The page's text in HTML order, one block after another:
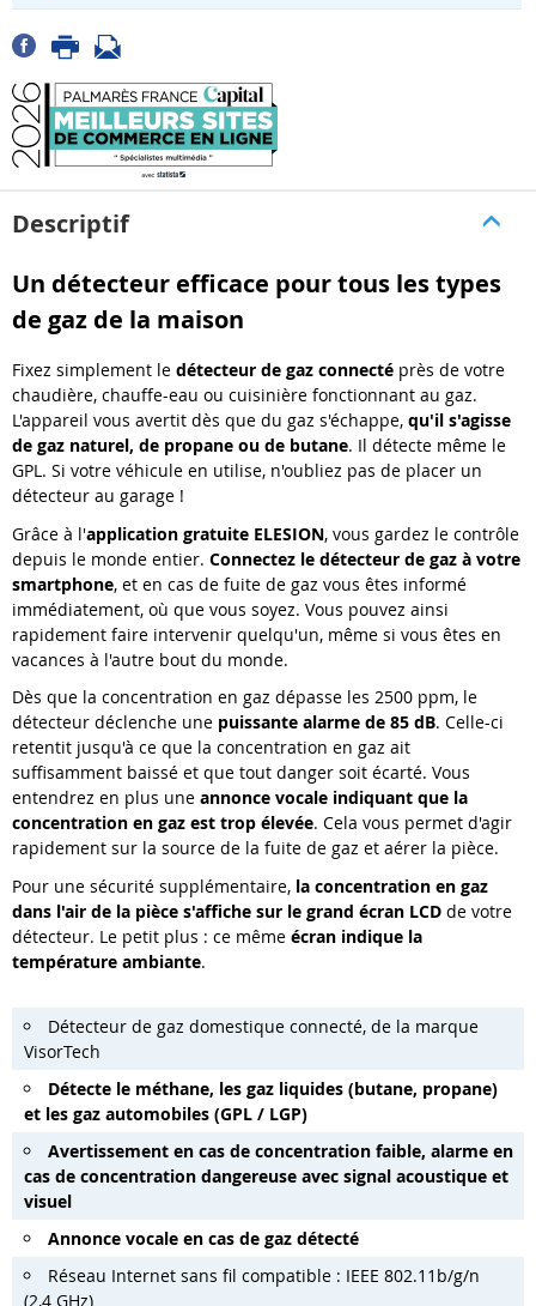
Descriptif
Un détecteur efficace pour tous les types
de gaz de la maison
Fixez simplement le détecteur de gaz connecté près de votre
chaudière, chauffe-eau ou cuisinière fonctionnant au gaz.
L'appareil vous avertit dès que du gaz s'échappe, qu'il s'agisse
de gaz naturel, de propane ou de butane. Il détecte même le
GPL. Si votre véhicule en utilise, n'oubliez pas de placer un
détecteur au garage !
Grâce à l'application gratuite ELESION, vous gardez le contrôle
depuis le monde entier. Connectez le détecteur de gaz à votre
smartphone, et en cas de fuite de gaz vous êtes informé
immédiatement, où que vous soyez. Vous pouvez ainsi
rapidement faire intervenir quelqu'un, même si vous êtes en
vacances à l'autre bout du monde.
Dès que la concentration en gaz dépasse les 2500 ppm, le
détecteur déclenche une puissante alarme de 85 dB. Celle-ci
retentit jusqu'à ce que la concentration en gaz ait
suffisamment baissé et que tout danger soit écarté. Vous
entendrez en plus une annonce vocale indiquant que la
concentration en gaz est trop élevée. Cela vous permet d'agir
rapidement sur la source de la fuite de gaz et aérer la pièce.
Pour une sécurité supplémentaire, la concentration en gaz
dans l'air de la pièce s'affiche sur le grand écran LCD de votre
détecteur. Le petit plus : ce même écran indique la
température ambiante.
Détecteur de gaz domestique connecté, de la marque
VisorTech
Détecte le méthane, les gaz liquides (butane, propane)
et les gaz automobiles (GPL / LGP)
Avertissement en cas de concentration faible, alarme en
cas de concentration dangereuse avec signal acoustique et
visuel
Annonce vocale en cas de gaz détecté
Réseau Internet sans fil compatible : IEEE 802.11b/g/n
(2,4 GHz)